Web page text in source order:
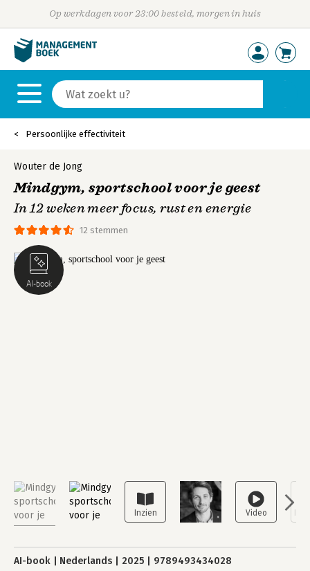
Op werkdagen voor 23:00 besteld, morgen in huis
Persoonlijke effectiviteit
AI-book
12 stemmen
Wouter de Jong
Mindgym, sportschool voor je geest
In 12 weken meer focus, rust en energie
AI-book Nederlands 2025 9789493434028